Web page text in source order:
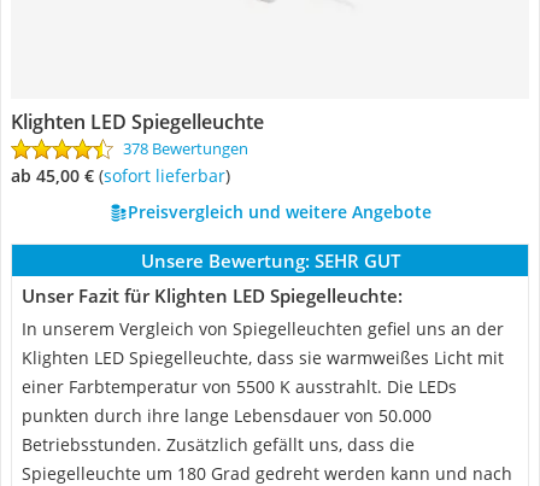
Klighten LED Spiegelleuchte
378 Bewertungen
ab 45,00 € ( Sofort lieferbar)
Preisvergleich und weitere Angebote
Unsere Bewertung: SEHR GUT
Unser Fazit für Klighten LED Spiegelleuchte:
In unserem Vergleich von Spiegelleuchten gefiel uns an der
Klighten LED Spiegelleuchte, dass sie warmweißes Licht mit
einer Farbtemperatur von 5500 K ausstrahlt. Die LEDs
punkten durch ihre lange Lebensdauer von 50.000
Betriebsstunden. Zusätzlich gefällt uns, dass die
Spiegelleuchte um 180 Grad gedreht werden kann und nach